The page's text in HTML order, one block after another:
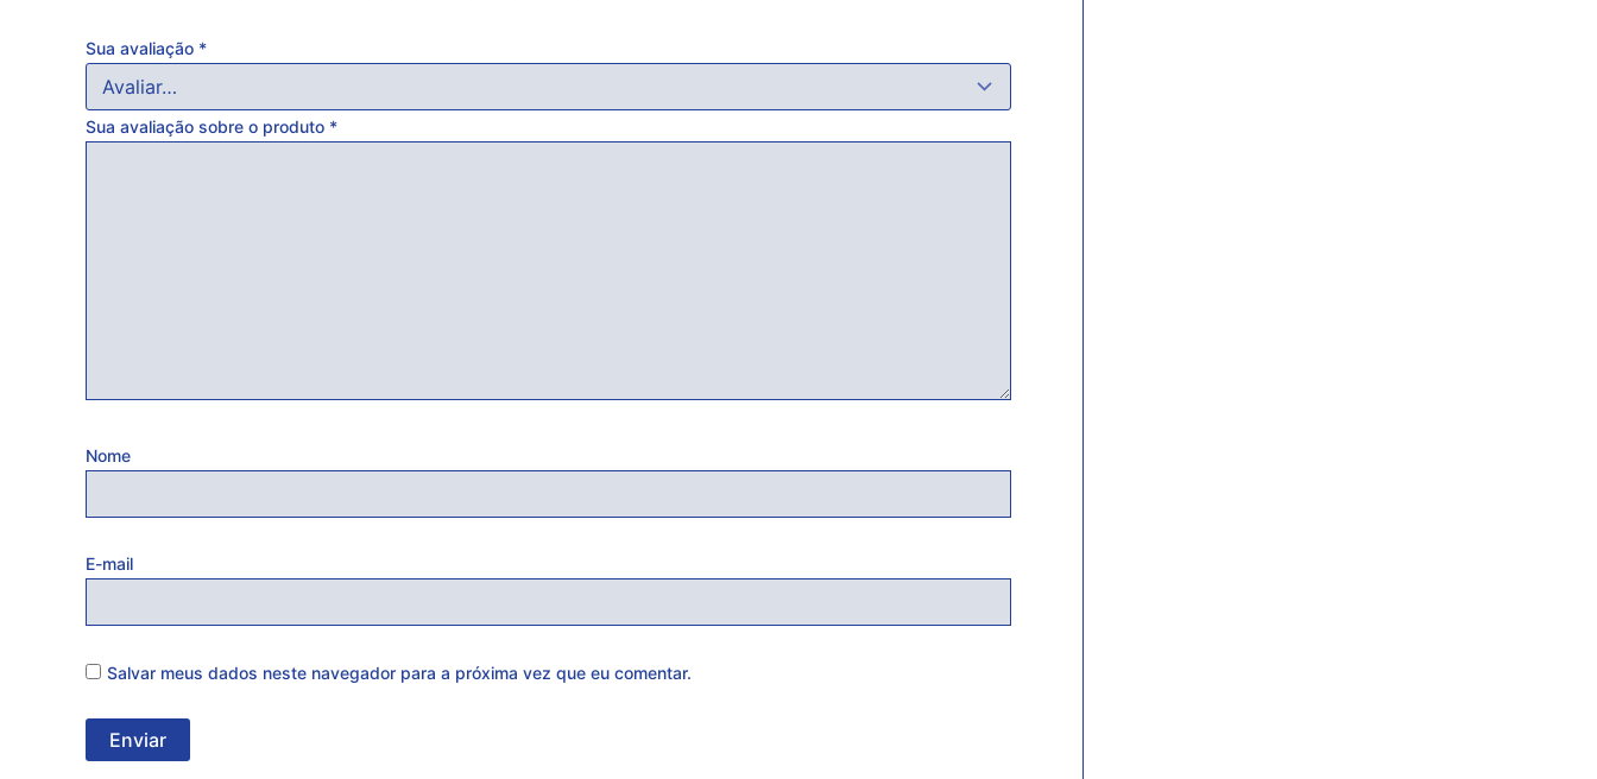
Sua avaliação *
Sua avaliação sobre o produto *
Nome
E-mail
Salvar meus dados neste navegador para a próxima vez que eu comentar.